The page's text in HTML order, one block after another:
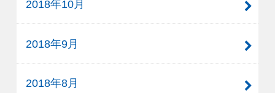
2018年10月
2018年9月
2018年8月